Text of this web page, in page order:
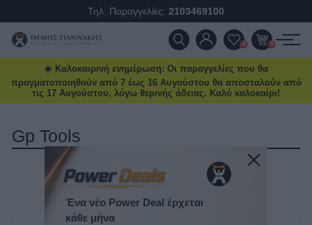
Τηλ. Παραγγελίες: 2103469100
ΠΡΟΪΌΝΤΑ
ΠΡΟΣΦΟΡΈΣ
ΕΠΙΚΟΙΝΩΝΊΑ
ΝΈΑ & ΆΡΘΡΑ
0 0
☀️ Καλοκαιρινή ενημέρωση: Οι παραγγελίες που θα
πραγματοποιηθούν από 7 έως 16 Αυγούστου θα αποσταλούν από
τις 17 Αυγούστου, λόγω θερινής άδειας. Καλό καλοκαίρι!
Gp Tools
Ένα νέο Power Deal έρχεται
κάθε μήνα